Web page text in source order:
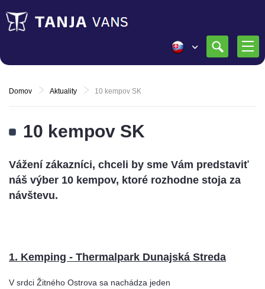
Domov Aktuality 10 kempov SK
10 kempov SK
Vážení zákazníci, chceli by sme Vám predstaviť
náš výber 10 kempov, ktoré rozhodne stoja za
návštevu.
1. Kemping - Thermalpark Dunajská Streda
V srdci Žitného Ostrova sa nachádza jeden